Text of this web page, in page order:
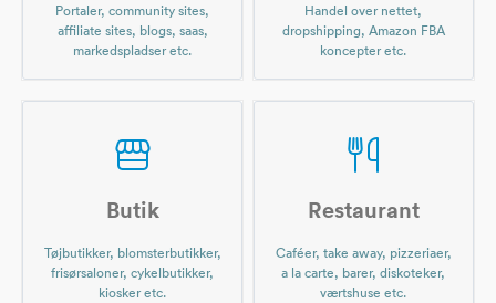
Portaler, community sites,
affiliate sites, blogs, saas,
markedspladser etc.
Handel over nettet,
dropshipping, Amazon FBA
koncepter etc.
Butik
Tøjbutikker, blomsterbutikker,
frisørsaloner, cykelbutikker,
kiosker etc.
Restaurant
Caféer, take away, pizzeriaer,
a la carte, barer, diskoteker,
værtshuse etc.